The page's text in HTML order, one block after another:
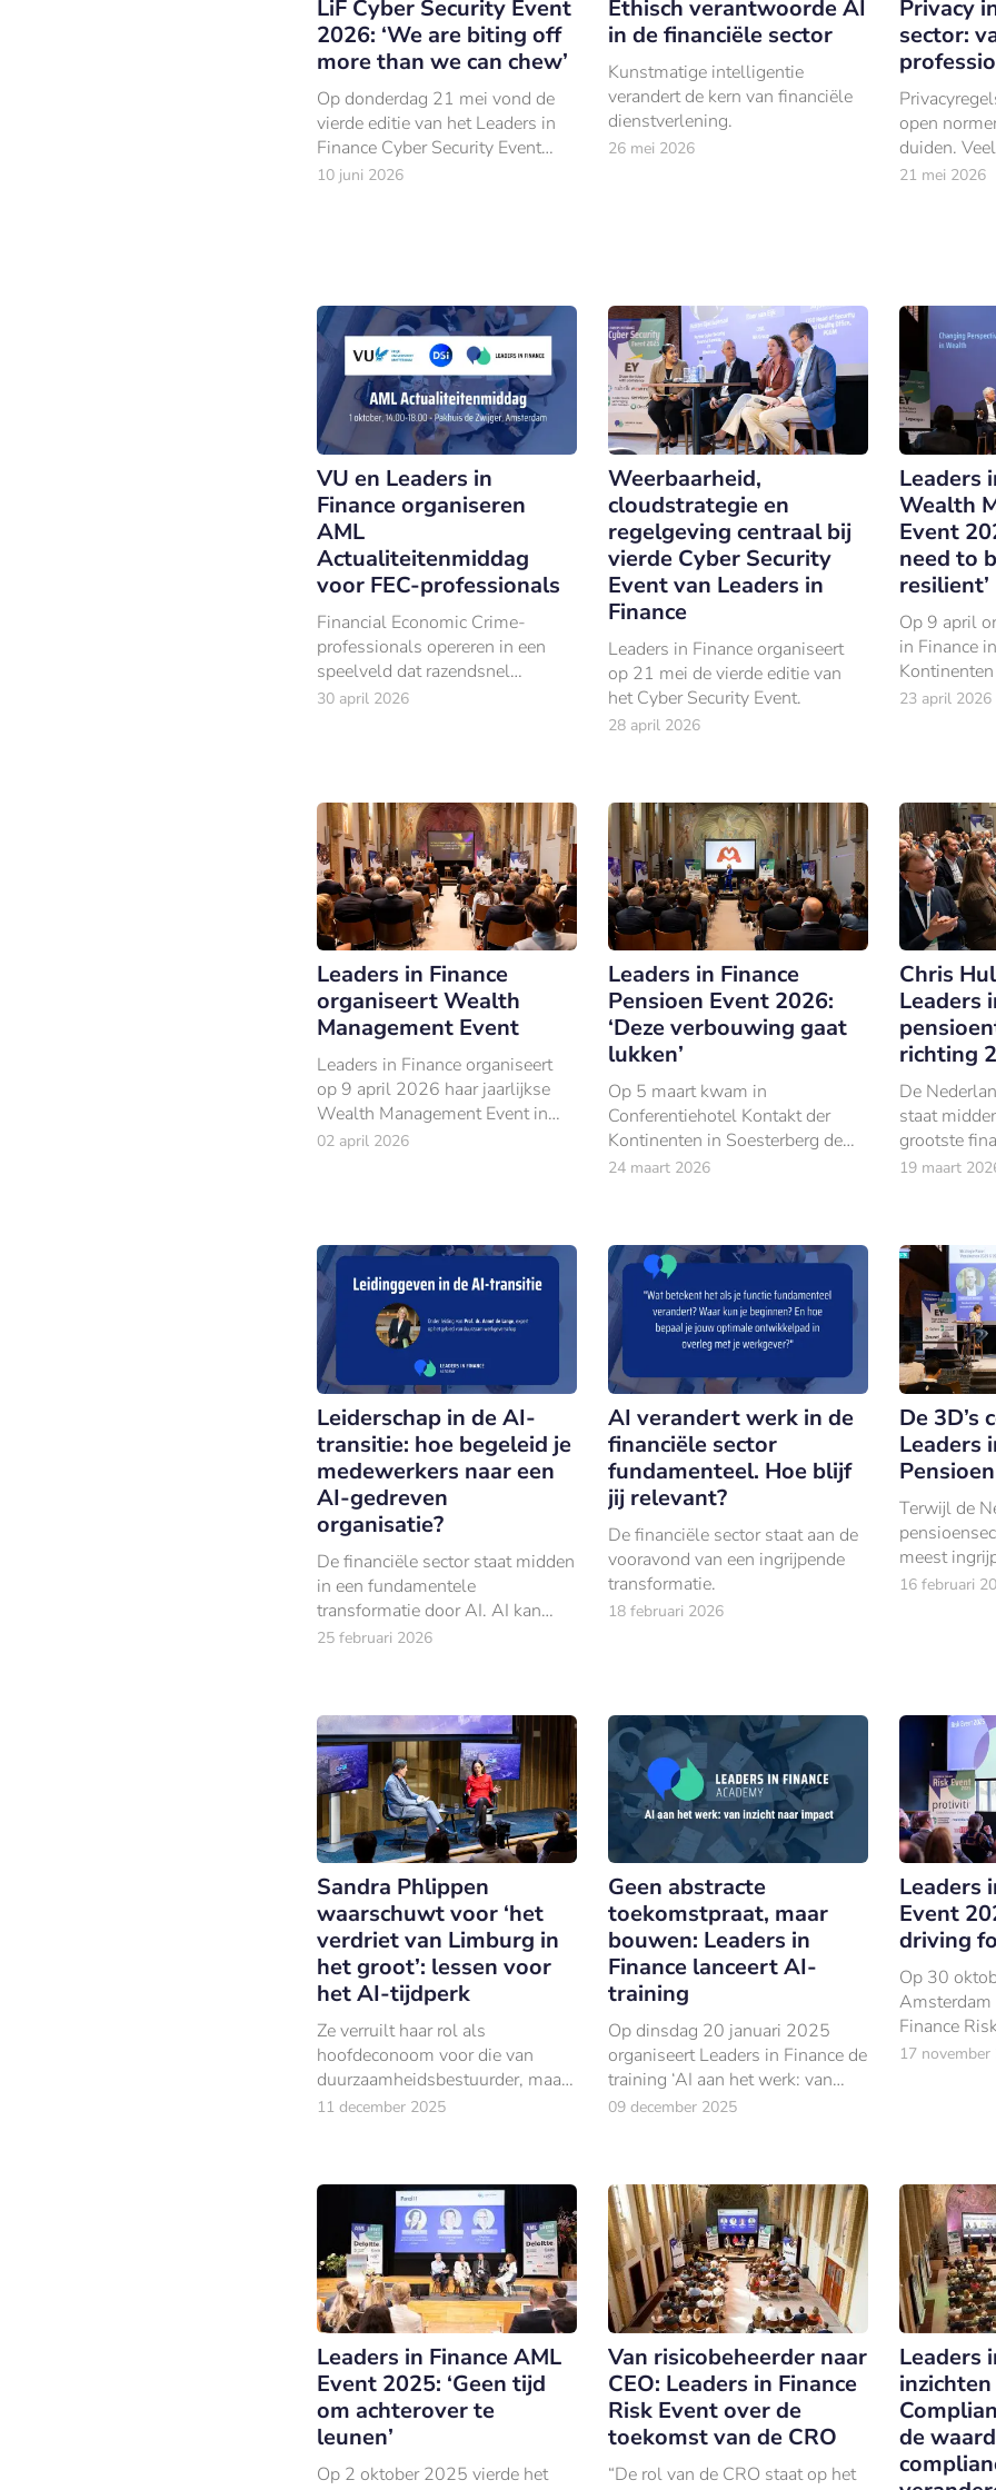
LiF Cyber Security Event
2026: ‘We are biting off
more than we can chew’
Op donderdag 21 mei vond de
vierde editie van het Leaders in
Finance Cyber Security Event
plaats in Kontakt der Kontinenten
10 juni 2026
Ethisch verantwoorde AI
in de financiële sector
Kunstmatige intelligentie
verandert de kern van financiële
dienstverlening.
26 mei 2026
Privacy
sector:
open
duiden.
simpele
21 mei 2026
VU en Leaders in
Finance organiseren
AML
Actualiteitenmiddag
voor FEC-professionals
Financial Economic Crime-
professionals opereren in een
speelveld dat razendsnel
verandert.
30 april 2026
Weerbaarheid,
cloudstrategie en
regelgeving centraal bij
vierde Cyber Security
Event van Leaders in
Finance
Leaders in Finance organiseert
op 21 mei de vierde editie van
het Cyber Security Event.
28 april 2026
Leaders
Wealth
Event
need to
resilient’
Op 9 april
in Finance
derde editie
23 april 2026
Leaders in Finance
organiseert Wealth
Management Event
Leaders in Finance organiseert
op 9 april 2026 haar jaarlijkse
Wealth Management Event in
Kontakt der Kontinenten in
02 april 2026
Leaders in Finance
Pensioen Event 2026:
‘Deze verbouwing gaat
lukken’
Op 5 maart kwam in
Conferentiehotel Kontakt der
Kontinenten in Soesterberg de
Nederlandse pensioenwereld
24 maart 2026
Chris
Leaders
richting
De
staat
grootste
19 maart
Leiderschap in de AI-
transitie: hoe begeleid je
medewerkers naar een
AI-gedreven
organisatie?
De financiële sector staat midden
in een fundamentele
transformatie door AI. AI kan
cognitieve taken sneller,
25 februari 2026
AI verandert werk in de
financiële sector
fundamenteel. Hoe blijf
jij relevant?
De financiële sector staat aan de
vooravond van een ingrijpende
transformatie.
18 februari 2026
De 3D’s
Leaders
Terwijl de
meest
haar
16 februari
Sandra Phlippen
waarschuwt voor ‘het
verdriet van Limburg in
het groot’: lessen voor
het AI-tijdperk
Ze verruilt haar rol als
hoofdeconoom voor die van
duurzaamheidsbestuurder, maar
haar blik blijft gericht op de grote
11 december 2025
Geen abstracte
toekomstpraat, maar
bouwen: Leaders in
Finance lanceert AI-
training
Op dinsdag 20 januari 2025
organiseert Leaders in Finance de
training ‘AI aan het werk: van
inzicht naar impact’ in
09 december 2025
Leaders
Event
driving
Op 30
Amsterdam
Finance
evenement
17 november
Leaders in Finance AML
Event 2025: ‘Geen tijd
om achterover te
leunen’
Op 2 oktober 2025 vierde het
Van risicobeheerder naar
CEO: Leaders in Finance
Risk Event over de
toekomst van de CRO
“De rol van de CRO staat op het
Leaders
de